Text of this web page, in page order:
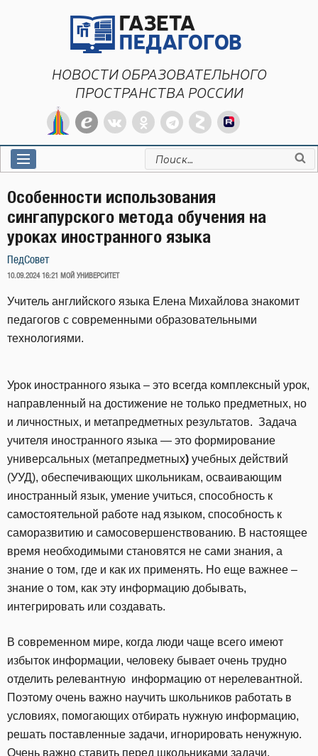
НОВОСТИ ОБРАЗОВАТЕЛЬНОГО
ПРОСТРАНСТВА РОССИИ
Искать:
Особенности использования
сингапурского метода обучения на
уроках иностранного языка
ПедСовет
ОПУБЛИКОВАНО
10.09.2024 16:21 МОЙ УНИВЕРСИТЕТ
Учитель английского языка Елена Михайлова знакомит
педагогов с современными образовательными
технологиями.
Урок иностранного языка – это всегда комплексный урок,
направленный на достижение не только предметных, но
и личностных, и метапредметных результатов. Задача
учителя иностранного языка — это формирование
универсальных (метапредметных) учебных действий
(УУД), обеспечивающих школьникам, осваивающим
иностранный язык, умение учиться, способность к
самостоятельной работе над языком, способность к
саморазвитию и самосовершенствованию. В настоящее
время необходимыми становятся не сами знания, а
знание о том, где и как их применять. Но еще важнее –
знание о том, как эту информацию добывать,
интегрировать или создавать.
В современном мире, когда люди чаще всего имеют
избыток информации, человеку бывает очень трудно
отделить релевантную информацию от нерелевантной.
Поэтому очень важно научить школьников работать в
условиях, помогающих отбирать нужную информацию,
решать поставленные задачи, игнорировать ненужную.
Очень важно ставить перед школьниками задачи,